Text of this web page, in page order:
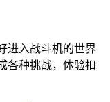
进入战斗机的世界
各种挑战，体验扣